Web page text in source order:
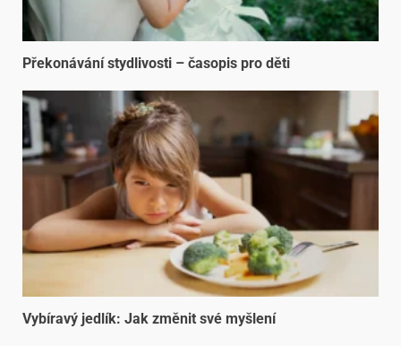
Překonávání stydlivosti – časopis pro děti
Vybíravý jedlík: Jak změnit své myšlení